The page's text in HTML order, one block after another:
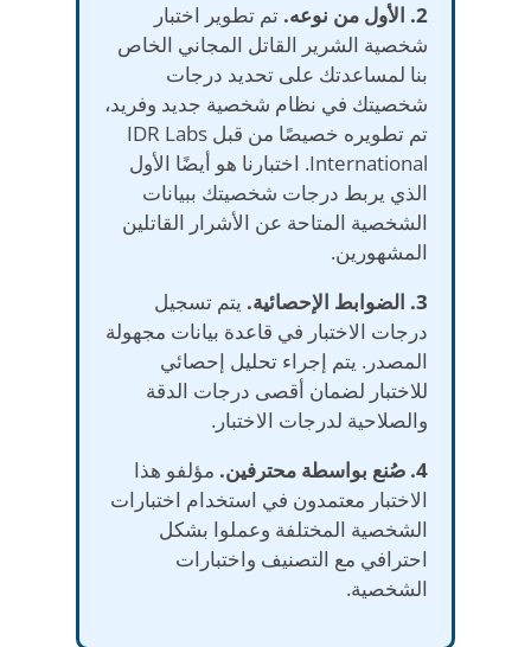
2. الأول من نوعه.
تم تطوير اختبار
شخصية الشرير القاتل المجاني الخاص
بنا لمساعدتك على تحديد درجات
شخصيتك في نظام شخصية جديد وفريد،
تم تطويره خصيصًا من قبل IDR Labs
International. اختبارنا هو أيضًا الأول
الذي يربط درجات شخصيتك ببيانات
الشخصية المتاحة عن الأشرار القاتلين
المشهورين.
3. الضوابط الإحصائية.
يتم تسجيل
درجات الاختبار في قاعدة بيانات مجهولة
المصدر. يتم إجراء تحليل إحصائي
للاختبار لضمان أقصى درجات الدقة
والصلاحية لدرجات الاختبار.
4. صُنع بواسطة محترفين.
مؤلفو هذا
الاختبار معتمدون في استخدام اختبارات
الشخصية المختلفة وعملوا بشكل
احترافي مع التصنيف واختبارات
الشخصية.